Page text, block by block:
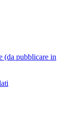
(da pubblicare in